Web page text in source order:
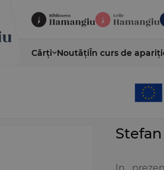
Cărți NoutățiÎn curs de